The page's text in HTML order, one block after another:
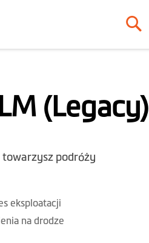
(Legacy)
towarzysz podróży
eksploatacji
na drodze